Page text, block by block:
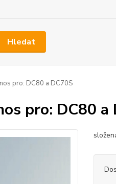
Hledat
pro: DC80 a DC70S
pro: DC80 a